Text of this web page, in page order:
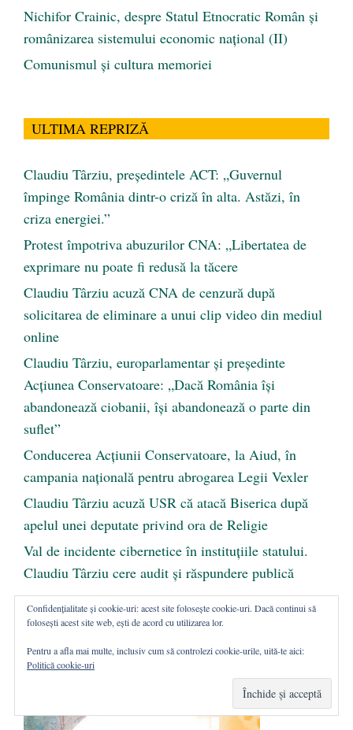
Nichifor Crainic, despre Statul Etnocratic Român şi
românizarea sistemului economic naţional (II)
Comunismul şi cultura memoriei
ULTIMA REPRIZĂ
Claudiu Târziu, președintele ACT: „Guvernul
împinge România dintr-o criză în alta. Astăzi, în
criza energiei.”
Protest împotriva abuzurilor CNA: „Libertatea de
exprimare nu poate fi redusă la tăcere
Claudiu Târziu acuză CNA de cenzură după
solicitarea de eliminare a unui clip video din mediul
online
Claudiu Târziu, europarlamentar și președinte
Acțiunea Conservatoare: „Dacă România își
abandonează ciobanii, își abandonează o parte din
suflet”
Conducerea Acțiunii Conservatoare, la Aiud, în
campania națională pentru abrogarea Legii Vexler
Claudiu Târziu acuză USR că atacă Biserica după
apelul unei deputate privind ora de Religie
Val de incidente cibernetice în instituțiile statului.
Claudiu Târziu cere audit și răspundere publică
Confidențialitate și cookie-uri: acest site folosește cookie-uri. Dacă continui să
folosești acest site web, ești de acord cu utilizarea lor.
Pentru a afla mai multe, inclusiv cum să controlezi cookie-urile, uită-te aici:
Politică cookie-uri